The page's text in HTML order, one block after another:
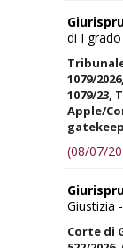
di I
1079/
1079/23,
Apple/
(08/07/
Giustizia
Corte di